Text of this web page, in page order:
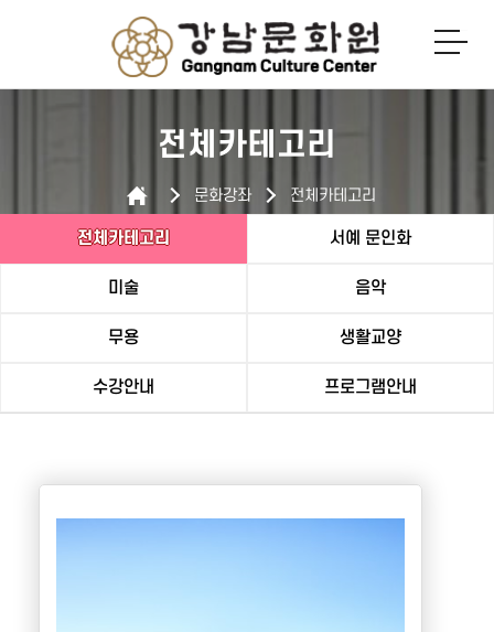
로그인
전체카테고리
문화강좌 전체카테고리
전체카테고리 서예 문인화
미술 음악
무용 생활교양
수강안내 프로그램안내